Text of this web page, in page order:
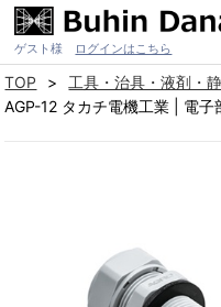
ゲスト様 ログインはこちら
TOP 工具・治具・液剤・
AGP-12 タカチ電機工業 | 電子